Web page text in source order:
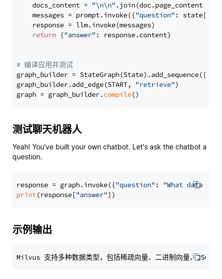
    docs_content =
"\n\n" .join(doc.page_content
    messages = prompt.invoke({
"question" : state[
    response = llm.invoke(messages)
return {"answer" : response.content}
# 编译应用并测试
graph_builder =
graph_builder.add_edge(START, "retrieve")
graph = graph_builder.compile
测试聊天机器人
Yeah! You've built your own chatbot. Let's ask the chatbot a
question.
response = graph.invoke({"question" : "What data
print(response["answer"
示例输出